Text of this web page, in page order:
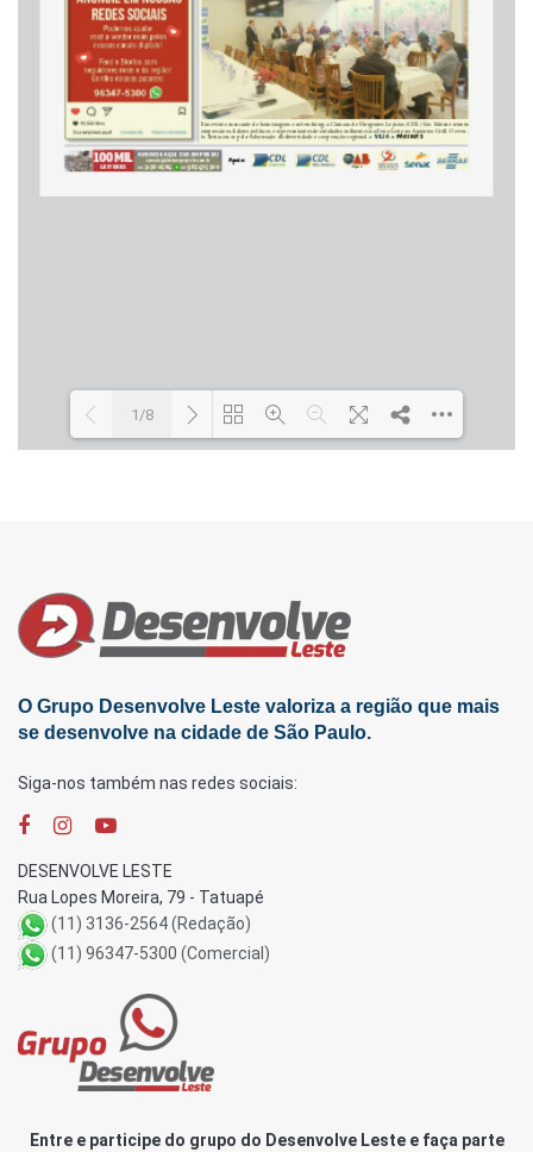
1/8
O Grupo Desenvolve Leste valoriza a região que mais
se desenvolve na cidade de São Paulo.
Siga-nos também nas redes sociais:
DESENVOLVE LESTE
Rua Lopes Moreira, 79 - Tatuapé
(11) 3136-2564 (Redação)
(11) 96347-5300 (Comercial)
Entre e participe do grupo do Desenvolve Leste e faça parte